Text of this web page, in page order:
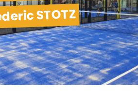
STOTZ